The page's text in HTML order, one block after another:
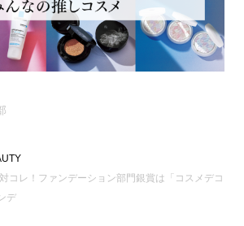
コレ！ファンデーション部門銀賞は「コスメデコ
デ